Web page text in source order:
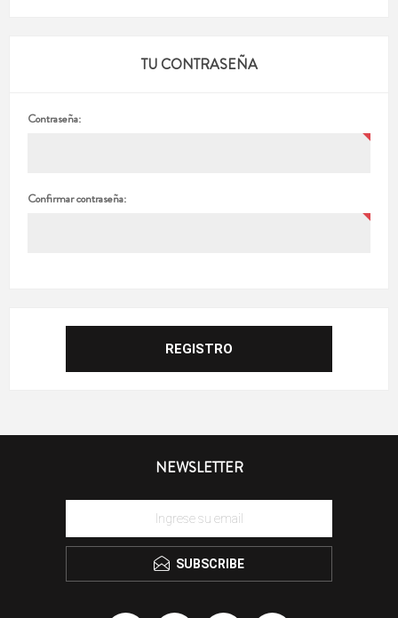
TU CONTRASEÑA
Contraseña:
Confirmar contraseña:
NEWSLETTER
SUBSCRIBE